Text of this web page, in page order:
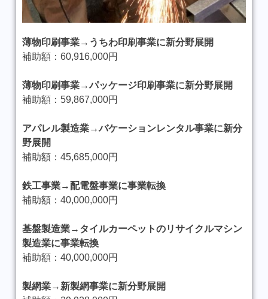
薄物印刷事業→うちわ印刷事業に新分野展開
補助額：60,916,000円
薄物印刷事業→パッケージ印刷事業に新分野展開
補助額：59,867,000円
アパレル製造業→バケーションレンタル事業に新分
野展開
補助額：45,685,000円
鉄工事業→配電盤事業に事業転換
補助額：40,000,000円
基盤製造業→タイルカーペットのリサイクルマシン
製造業に事業転換
補助額：40,000,000円
製網業→新製網事業に新分野展開